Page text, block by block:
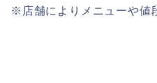
※店舗によりメニューや値